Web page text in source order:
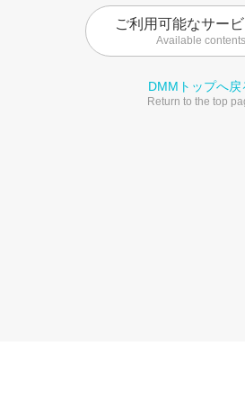
ご利用可能なサー
Available contents
DMMトップへ戻
Return to the top